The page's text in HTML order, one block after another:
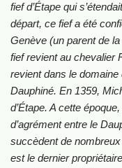
fief d’Étape qui
départ, ce fief a été
Genève (un parent de
fief revient au chevalier
revient dans le
Dauphiné. En 1359,
d’Étape. A cette
d’agrément entre le
succèdent de
est le dernier